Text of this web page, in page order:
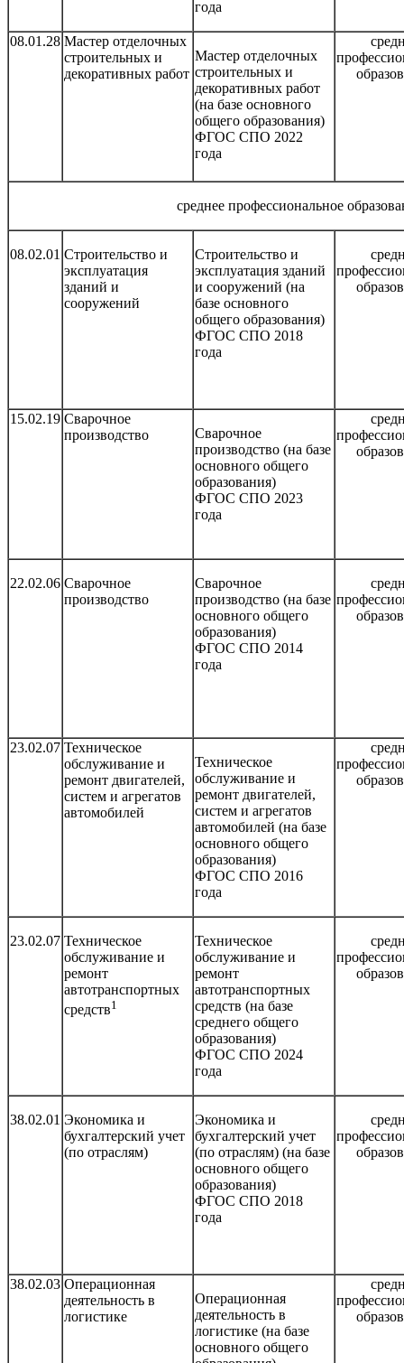
года
08.01.28 Мастер отделочных
строительных и
декоративных работ
Мастер отделочных
строительных и
декоративных работ
(на базе основного
общего образования)
ФГОС СПО 2022
года
среднее профессиональное
08.02.01 Строительство и
эксплуатация
зданий и
сооружений
Строительство и
эксплуатация зданий
и сооружений (на
базе основного
общего образования)
ФГОС СПО 2018
года
15.02.19 Сварочное
производство
Сварочное
производство (на базе
основного общего
образования)
ФГОС СПО 2023
года
22.02.06 Сварочное
производство
Сварочное
производство (на базе
основного общего
образования)
ФГОС СПО 2014
года
23.02.07 Техническое
обслуживание и
ремонт двигателей,
систем и агрегатов
автомобилей
Техническое
обслуживание и
ремонт двигателей,
систем и агрегатов
автомобилей (на базе
основного общего
образования)
ФГОС СПО 2016
года
23.02.07 Техническое
обслуживание и
ремонт
автотранспортных
средств1
Техническое
обслуживание и
ремонт
автотранспортных
средств (на базе
среднего общего
образования)
ФГОС СПО 2024
года
38.02.01 Экономика и
бухгалтерский учет
(по отраслям)
Экономика и
бухгалтерский учет
(по отраслям) (на базе
основного общего
образования)
ФГОС СПО 2018
года
38.02.03 Операционная
деятельность в
логистике
Операционная
деятельность в
логистике (на базе
основного общего